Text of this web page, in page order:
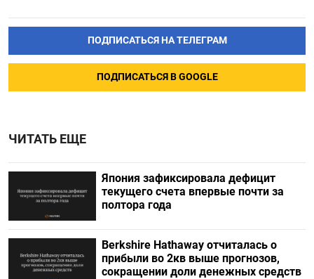
ПОДПИСАТЬСЯ НА ТЕЛЕГРАМ
ПОДПИСАТЬСЯ В GOOGLE
ЧИТАТЬ ЕЩЕ
Япония зафиксировала дефицит
текущего счета впервые почти за
полтора года
Berkshire Hathaway отчиталась о
прибыли во 2кв выше прогнозов,
сокращении доли денежных средств